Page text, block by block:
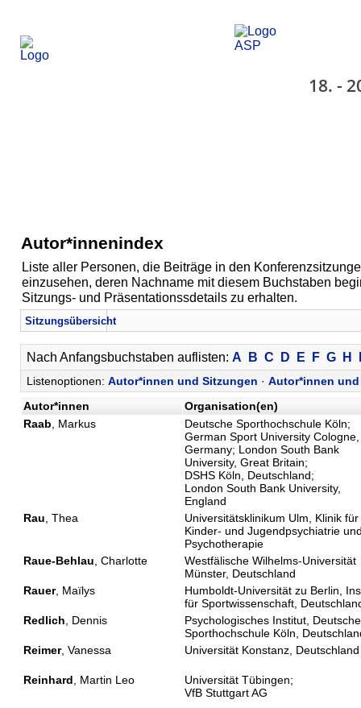
18. -
Autor*innenindex
Liste aller Personen, die Beiträge in den
einzusehen, deren Nachname mit diesem Buchstaben
Sitzungs- und Präsentationssdetails zu erhalten.
Sitzungsübersicht
Nach Anfangsbuchstaben auflisten: A B C D E F G H
Listenoptionen: Autor*innen und Sitzungen · Autor*innen
Autor*innen
Organisation(en)
Raab, Markus
Deutsche Sporthochschule Köln;
German Sport University Cologne,
Germany; London South Bank
University, Great Britain;
DSHS Köln, Deutschland;
London South Bank University,
England
Rau, Thea
Universitätsklinikum Ulm, Klinik für
Kinder- und Jugendpsychiatrie
Psychotherapie
Raue-Behlau, Charlotte
Westfälische Wilhelms-Universität
Münster, Deutschland
Rauer, Maïlys
Humboldt-Universität zu Berlin,
für Sportwissenschaft,
Redlich, Dennis
Psychologisches Institut, Deutsche
Sporthochschule Köln,
Reimer, Vanessa Universität Konstanz, Deutschland
Reinhard, Martin Leo
Universität Tübingen;
VfB Stuttgart AG